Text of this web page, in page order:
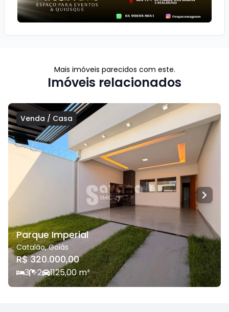
Mais imóveis parecidos com este.
Imóveis relacionados
Venda / Casa
Parque Imperial
Catalão,Goiás
R$ 320.000,00
3 2 1125,00m²